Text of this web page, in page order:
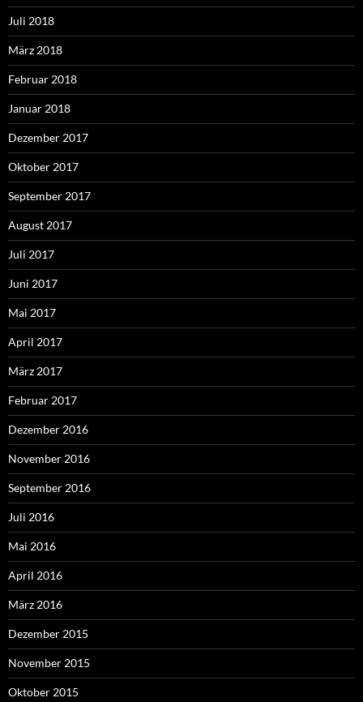
Juli 2018
März 2018
Februar 2018
Januar 2018
Dezember 2017
Oktober 2017
September 2017
August 2017
Juli 2017
Juni 2017
Mai 2017
April 2017
März 2017
Februar 2017
Dezember 2016
November 2016
September 2016
Juli 2016
Mai 2016
April 2016
März 2016
Dezember 2015
November 2015
Oktober 2015